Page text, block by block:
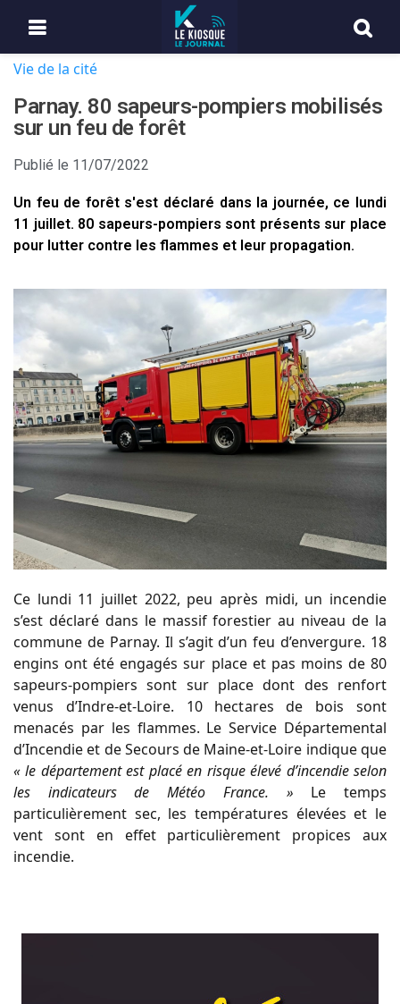
Vie de la cité
Parnay. 80 sapeurs-pompiers mobilisés
sur un feu de forêt
Publié le 11/07/2022
Un feu de forêt s'est déclaré dans la journée, ce lundi
11 juillet. 80 sapeurs-pompiers sont présents sur place
pour lutter contre les flammes et leur propagation.
Ce lundi 11 juillet 2022, peu après midi, un incendie
s’est déclaré dans le massif forestier au niveau de la
commune de Parnay. Il s’agit d’un feu d’envergure. 18
engins ont été engagés sur place et pas moins de 80
sapeurs-pompiers sont sur place dont des renfort
venus d’Indre-et-Loire. 10 hectares de bois sont
menacés par les flammes. Le Service Départemental
d’Incendie et de Secours de Maine-et-Loire indique que
« le département est placé en risque élevé d’incendie selon
les indicateurs de Météo France. » Le temps
particulièrement sec, les températures élevées et le
vent sont en effet particulièrement propices aux
incendie.